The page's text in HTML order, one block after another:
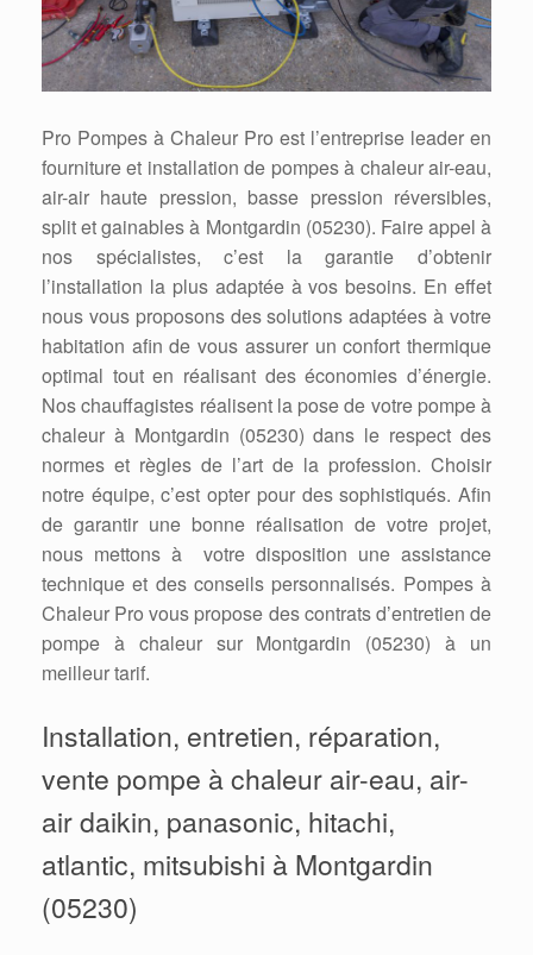
Pro Pompes à Chaleur Pro est l’entreprise leader en
fourniture et installation de pompes à chaleur air-eau,
air-air haute pression, basse pression réversibles,
split et gainables à Montgardin (05230). Faire appel à
nos spécialistes, c’est la garantie d’obtenir
l’installation la plus adaptée à vos besoins. En effet
nous vous proposons des solutions adaptées à votre
habitation afin de vous assurer un confort thermique
optimal tout en réalisant des économies d’énergie.
Nos chauffagistes réalisent la pose de votre pompe à
chaleur à Montgardin (05230) dans le respect des
normes et règles de l’art de la profession. Choisir
notre équipe, c’est opter pour des sophistiqués. Afin
de garantir une bonne réalisation de votre projet,
nous mettons à votre disposition une assistance
technique et des conseils personnalisés. Pompes à
Chaleur Pro vous propose des contrats d’entretien de
pompe à chaleur sur Montgardin (05230) à un
meilleur tarif.
Installation, entretien, réparation,
vente pompe à chaleur air-eau, air-
air daikin, panasonic, hitachi,
atlantic, mitsubishi à Montgardin
(05230)